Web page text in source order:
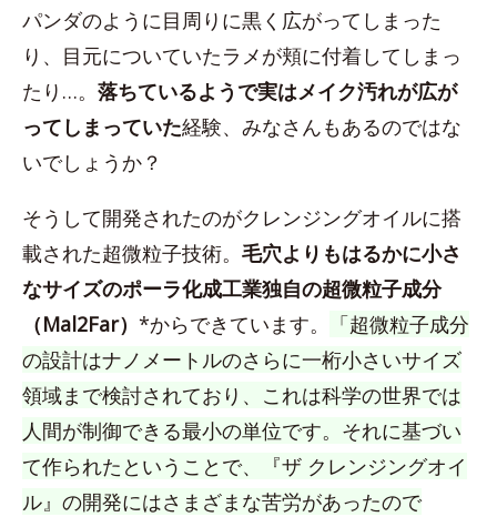
パンダのように目周りに黒く広がってしまった
り、目元についていたラメが頬に付着してしまっ
たり…。 落ちているようで実はメイク汚れが広が
ってしまっていた経験、みなさんもあるのではな
いでしょうか？
そうして開発されたのがクレンジングオイルに搭
載された超微粒子技術。 毛穴よりもはるかに小さ
なサイズのポーラ化成工業独自の超微粒子成分
（Mal2Far） *からできています。
「超微粒子成分
の設計はナノメートルのさらに一桁小さいサイズ
領域まで検討されており、これは科学の世界では
人間が制御できる最小の単位です。それに基づい
て作られたということで、『ザ クレンジングオイ
ル』の開発にはさまざまな苦労があったので